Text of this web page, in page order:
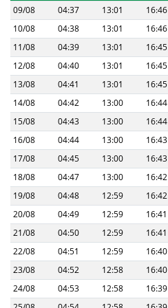
09/08 04:37 13:01 16:46
10/08
04:38 13:01 16:46
11/08
04:39 13:01 16:45
12/08
04:40 13:01 16:45
13/08
04:41 13:01 16:45
14/08
04:42 13:00 16:44
15/08
04:43 13:00 16:44
16/08
04:44 13:00 16:43
17/08
04:45 13:00 16:43
18/08
04:47 13:00 16:42
19/08
04:48 12:59 16:42
20/08
04:49 12:59 16:41
21/08
04:50 12:59 16:41
22/08
04:51 12:59 16:40
23/08
04:52 12:58 16:40
24/08
04:53 12:58 16:39